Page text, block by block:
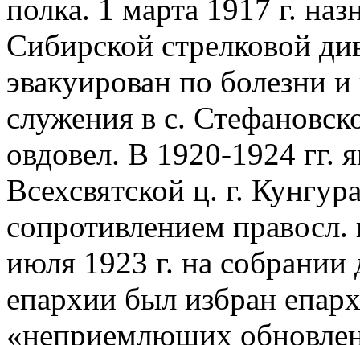
полка. 1 марта 1917 г.
Сибирской стрелковой
эвакуирован по болезни
служения в с.
овдовел. В 1920-1924 гг.
Всехсвятской ц. г.
сопротивлением
июля 1923 г. на
епархии был избран
«неприемлющих